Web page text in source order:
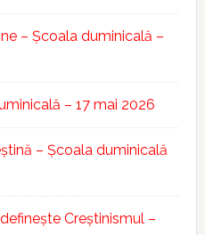
– Școala duminicală –
– 17 mai 2026
– Școala duminicală
Creștinismul –